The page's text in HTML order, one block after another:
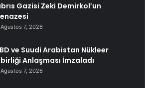
Gazisi Zeki Demirkol’un
Ağustos 7, 2026
ve Suudi Arabistan Nükleer
Anlaşması İmzaladı
Ağustos 7, 2026